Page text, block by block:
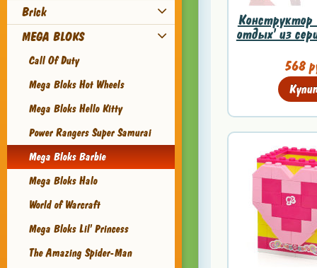
Brick
MEGA BLOKS
Call Of Duty
Mega Bloks Hot Wheels
Mega Bloks Hello Kitty
Power Rangers Super Samurai
Mega Bloks Barbie
Mega Bloks Halo
World of Warcraft
Mega Bloks Lil' Princess
The Amazing Spider-Man
Конструктор
отдых' из
568